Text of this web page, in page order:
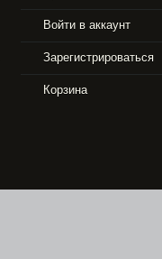
Войти в аккаунт
Зарегистрироваться
Корзина